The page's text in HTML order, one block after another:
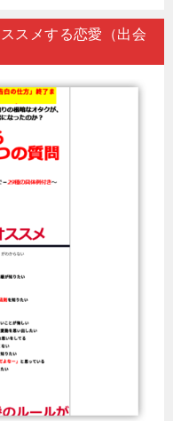
スメする恋愛（出会